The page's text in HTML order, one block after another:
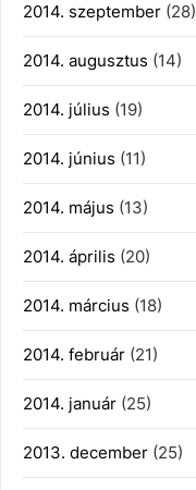
2014. szeptember (28)
2014. augusztus (14)
2014. július (19)
2014. június (11)
2014. május (13)
2014. április (20)
2014. március (18)
2014. február (21)
2014. január (25)
2013. december (25)